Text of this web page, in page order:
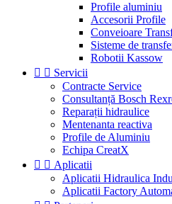
Profile aluminiu
Accesorii Profile
Conveioare
Sisteme de
Robotii Kassow
  Servicii
Contracte Service
Consultanță Bosch
Reparații hidraulice
Mentenanta reactiva
Profile de Aluminiu
Echipa CreatX
  Aplicatii
Aplicatii Hidraulica
Aplicatii Factory